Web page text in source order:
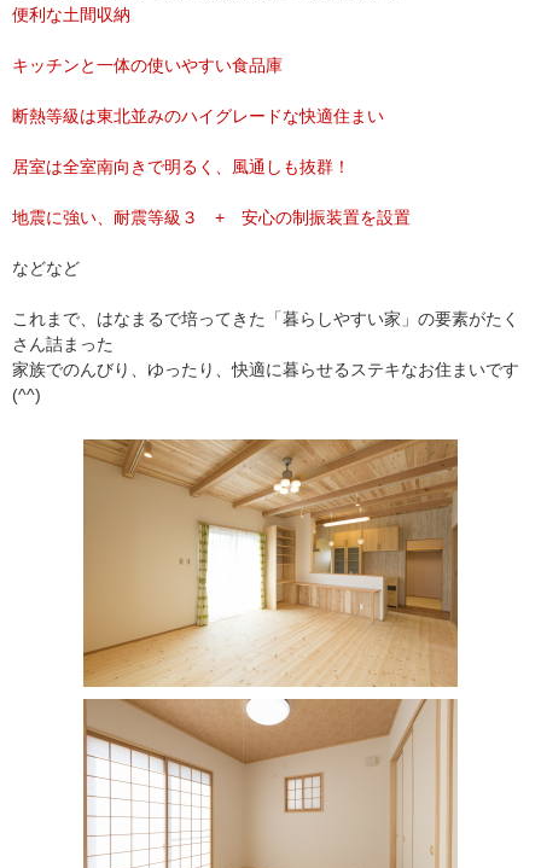
便利な土間収納
キッチンと一体の使いやすい食品庫
断熱等級は東北並みのハイグレードな快適住まい
居室は全室南向きで明るく、風通しも抜群！
地震に強い、耐震等級３ + 安心の制振装置を設置
などなど
これまで、はなまるで培ってきた「暮らしやすい家」の要素がたく
さん詰まった
家族でのんびり、ゆったり、快適に暮らせるステキなお住まいです
(^^)